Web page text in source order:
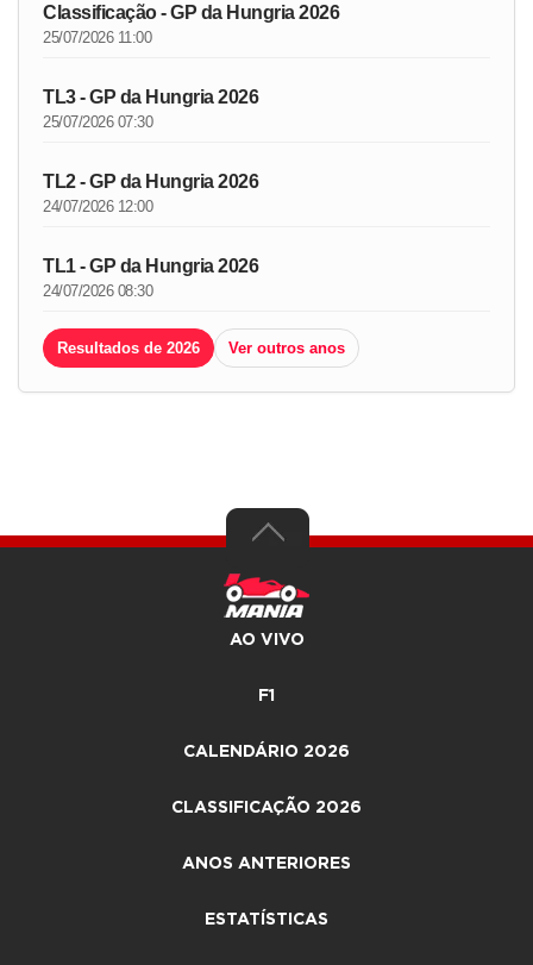
Classificação - GP da Hungria 2026
25/07/2026 11:00
TL3 - GP da Hungria 2026
25/07/2026 07:30
TL2 - GP da Hungria 2026
24/07/2026 12:00
TL1 - GP da Hungria 2026
24/07/2026 08:30
Resultados de 2026 Ver outros anos
AO VIVO
F1
CALENDÁRIO 2026
CLASSIFICAÇÃO 2026
ANOS ANTERIORES
ESTATÍSTICAS